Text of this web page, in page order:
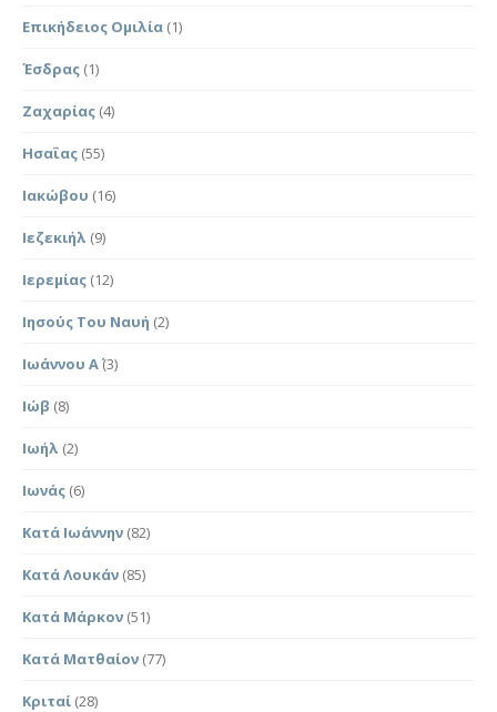
Επικήδειος Ομιλία (1)
Έσδρας (1)
Ζαχαρίας (4)
Ησαΐας (55)
Ιακώβου (16)
Ιεζεκιήλ (9)
Ιερεμίας (12)
Ιησούς Του Ναυή (2)
Ιωάννου Α΄(3)
Ιώβ (8)
Ιωήλ (2)
Ιωνάς (6)
Κατά Ιωάννην (82)
Κατά Λουκάν (85)
Κατά Μάρκον (51)
Κατά Ματθαίον (77)
Κριταί (28)